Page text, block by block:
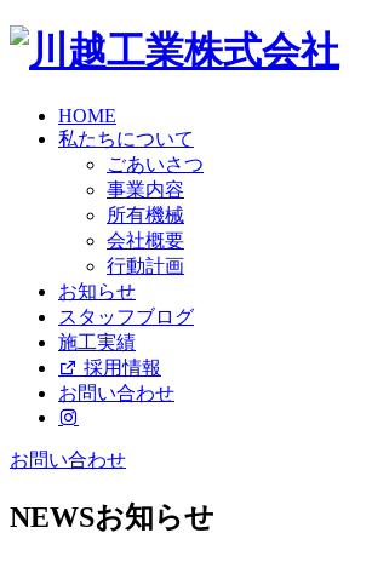
HOME
私たちについて
ごあいさつ
事業内容
所有機械
会社概要
行動計画
お知らせ
スタッフブログ
施工実績
採用情報
お問い合わせ
お問い合わせ
NEWSお知らせ